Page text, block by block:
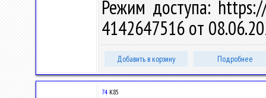
Режим доступа:
4142647516 от
Добавить в корзину Подробнее
74 К85